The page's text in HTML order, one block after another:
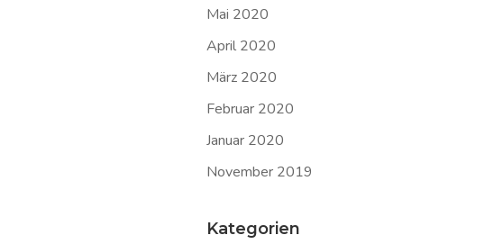
Mai 2020
April 2020
März 2020
Februar 2020
Januar 2020
November 2019
Kategorien